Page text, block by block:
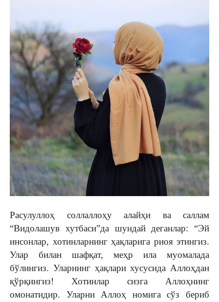
Расулуллоҳ соллаллоҳу алайҳи ва саллам
“Видолашув хутбаси”да шундай деганлар: “Эй
инсонлар, хотинларнинг ҳақларига риоя этингиз.
Улар билан шафқат, меҳр ила муомалада
бўлингиз. Уларнинг ҳақлари хусусида Аллоҳдан
қўрқингиз! Хотинлар сизга Аллоҳнинг
омонатидир. Уларни Аллоҳ номига сўз бериб